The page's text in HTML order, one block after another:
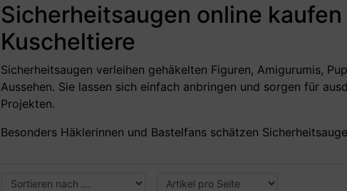
Sicherheitsaugen online
Kuscheltiere
Sicherheitsaugen verleihen gehäkelten Figuren, Amigurumis,
Aussehen. Sie lassen sich einfach anbringen und sorgen für
Projekten.
Besonders Häklerinnen und Bastelfans schätzen